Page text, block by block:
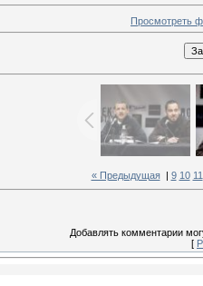
Просмотреть
« Предыдущая| 9 10 11
Добавлять комментарии
[